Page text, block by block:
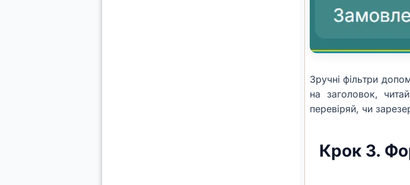
Зручні фільтри
на заголовок,
перевіряй, чи
Крок 3.